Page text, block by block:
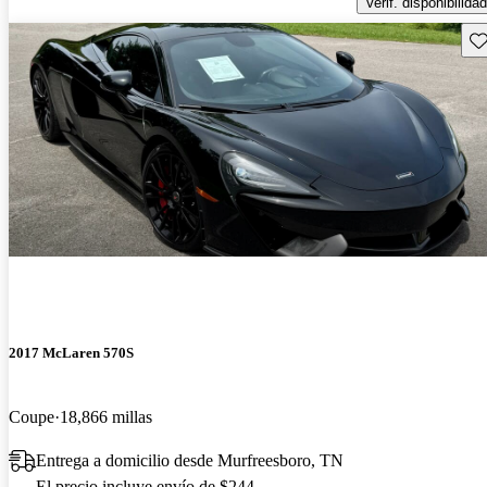
2017 McLaren 570S
Coupe 18,866 millas
Entrega a domicilio desde Murfreesboro, TN